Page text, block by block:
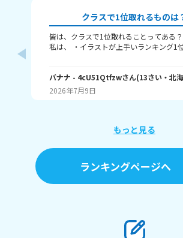
クラスで1位取れるものは
皆は、クラスで1位取れることってある
私は、 ・イラストが上手いランキング1
ングで1位取れる？ 書いてくれたら嬉しい
ゃね。
バナナ - 4cU51Qtfzwさん(13さい・ 北
2026年7月9日
もっと見る
ランキングページへ